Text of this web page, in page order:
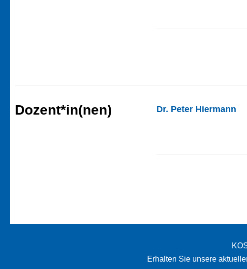
Dozent*in(nen) Dr. Peter Hiermann
Erhalten Sie unsere